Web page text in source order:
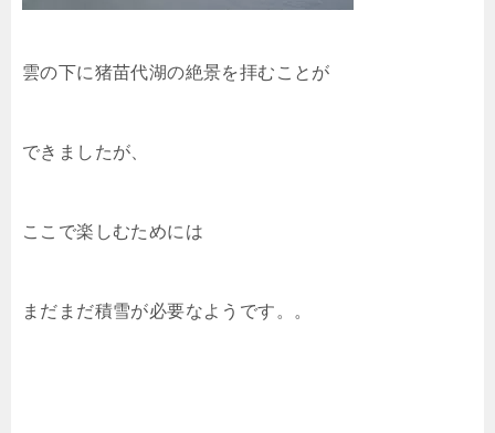
雲の下に猪苗代湖の絶景を拝むことが
できましたが、
ここで楽しむためには
まだまだ積雪が必要なようです。。